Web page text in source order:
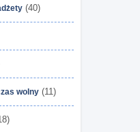
(40)
wolny (11)